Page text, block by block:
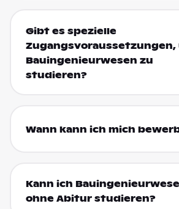
Gibt es spezielle
Zugangsvoraussetzungen,
Bauingenieurwesen zu
studieren?
Wann kann ich mich
Kann ich
ohne Abitur studieren?